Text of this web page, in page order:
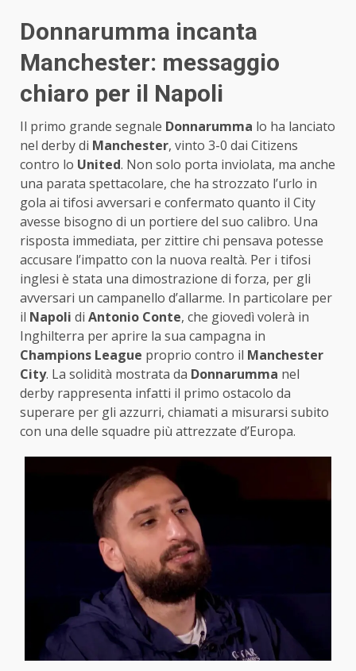
Donnarumma incanta
Manchester: messaggio
chiaro per il Napoli
Il primo grande segnale Donnarumma lo ha lanciato
nel derby di Manchester, vinto 3-0 dai Citizens
contro lo United. Non solo porta inviolata, ma anche
una parata spettacolare, che ha strozzato l’urlo in
gola ai tifosi avversari e confermato quanto il City
avesse bisogno di un portiere del suo calibro. Una
risposta immediata, per zittire chi pensava potesse
accusare l’impatto con la nuova realtà. Per i tifosi
inglesi è stata una dimostrazione di forza, per gli
avversari un campanello d’allarme. In particolare per
il Napoli di Antonio Conte, che giovedì volerà in
Inghilterra per aprire la sua campagna in
Champions League proprio contro il Manchester
City. La solidità mostrata da Donnarumma nel
derby rappresenta infatti il primo ostacolo da
superare per gli azzurri, chiamati a misurarsi subito
con una delle squadre più attrezzate d’Europa.